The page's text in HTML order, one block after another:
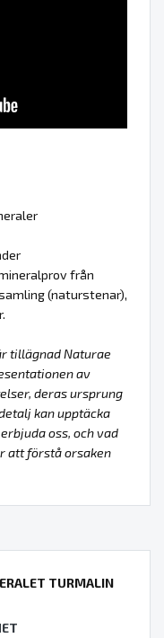
från
(naturstenar),
tillägnad Naturae
av
deras ursprung
kan upptäcka
oss, och vad
att förstå orsaken
TURMALIN